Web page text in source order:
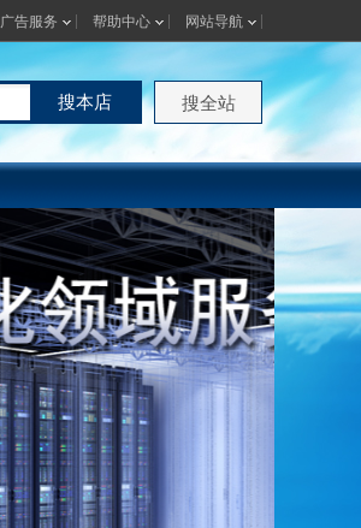
广告服务 帮助中心 网站导航
搜本店 搜全站